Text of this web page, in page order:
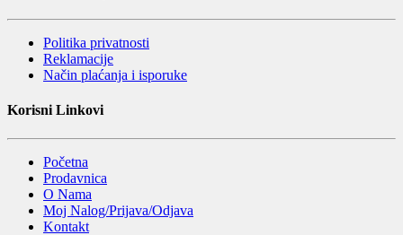
Politika privatnosti
Reklamacije
Način plaćanja i isporuke
Korisni Linkovi
Početna
Prodavnica
O Nama
Moj Nalog/Prijava/Odjava
Kontakt